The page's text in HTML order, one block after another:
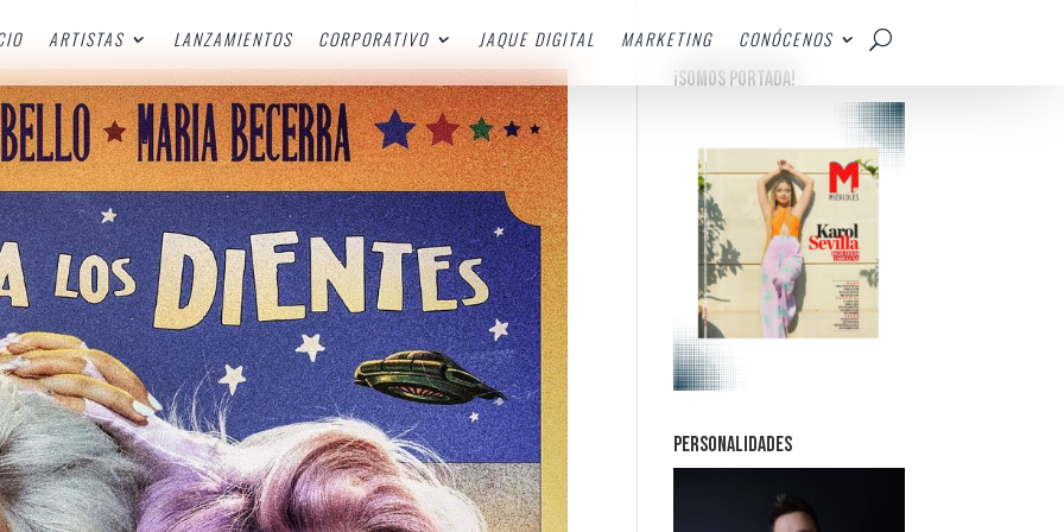
ARTISTAS LANZAMIENTOS CORPORATIVO JAQUE DIGITAL MARKETING
CONÓCENOS
¡SOMOS PORTADA!
PERSONALIDADES